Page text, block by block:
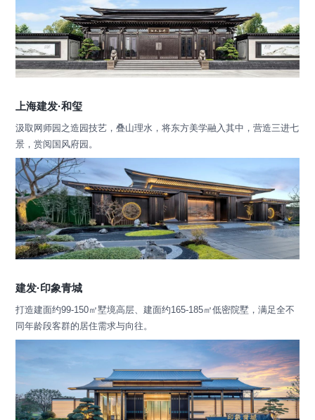
上海建发·和玺
汲取网师园之造园技艺，叠山理水，将东方美学融入其中，营造三进七
景，赏阅国风府园。
建发·印象青城
打造建面约99-150㎡墅境高层、建面约165-185㎡低密院墅，满足全不
同年龄段客群的居住需求与向往。